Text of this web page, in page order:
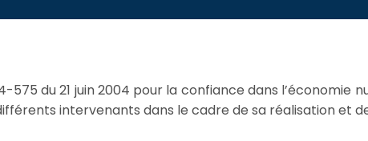
575 du 21 juin 2004 pour la confiance dans l’économie
intervenants dans le cadre de sa réalisation et